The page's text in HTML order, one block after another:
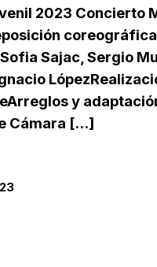
2023 Concierto
Sajac, Sergio
y
Cámara [...]